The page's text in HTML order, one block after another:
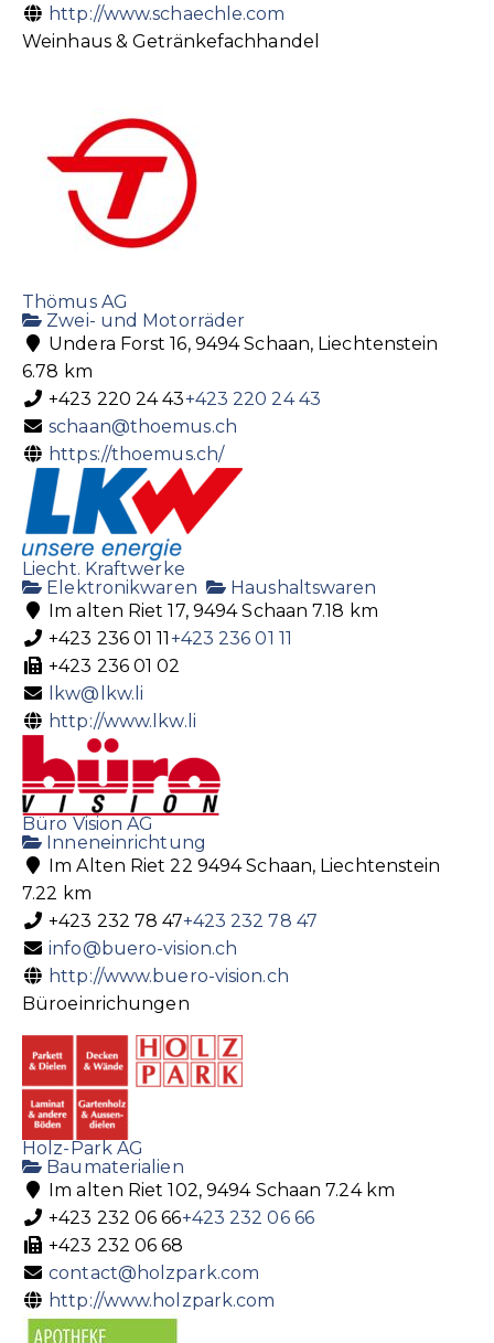
http://www.schaechle.com
Weinhaus & Getränkefachhandel
Thömus AG
Zwei- und Motorräder
Undera Forst 16, 9494 Schaan, Liechtenstein
6.78 km
+423 220 24 43+423 220 24 43
schaan@thoemus.ch
https://thoemus.ch/
Liecht. Kraftwerke
Elektronikwaren
Haushaltswaren
Im alten Riet 17, 9494 Schaan 7.18 km
+423 236 01 11 +423 236 01 11
+423 236 01 02
lkw@lkw.li
http://www.lkw.li
Büro Vision AG
Inneneinrichtung
Im Alten Riet 22 9494 Schaan, Liechtenstein
7.22 km
+423 232 78 47+423 232 78 47
info@buero-vision.ch
http://www.buero-vision.ch
Büroeinrichungen
Holz-Park AG
Baumaterialien
Im alten Riet 102, 9494 Schaan 7.24 km
+423 232 06 66+423 232 06 66
+423 232 06 68
contact@holzpark.com
http://www.holzpark.com